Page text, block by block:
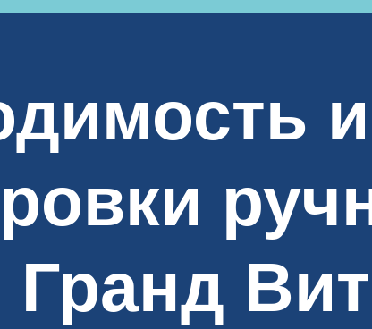
Гранд